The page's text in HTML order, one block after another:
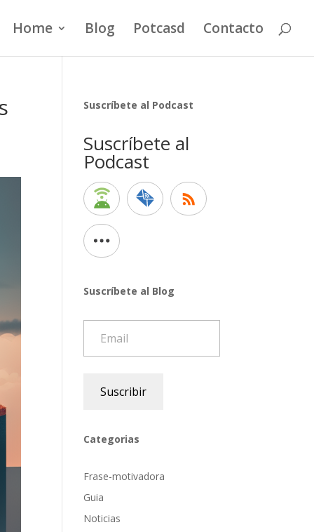
Home Blog Potcasd Contacto
Suscríbete al Podcast
Suscríbete al
Podcast
Suscríbete al Blog
Suscribir
Categorias
Frase-motivadora
Guia
Noticias